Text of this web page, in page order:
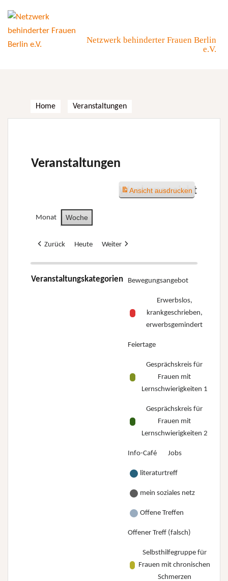
content
Netzwerk behinderter Frauen Berlin
e.V.
Home Veranstaltungen
Veranstaltungen
Wochenansicht
Monat Woche
Zurück Heute Weiter
Veranstaltungskategorien Bewegungsangebot
Erwerbslos,
krankgeschrieben,
erwerbsgemindert
Feiertage
Gesprächskreis für
Frauen mit
Lernschwierigkeiten 1
Gesprächskreis für
Frauen mit
Lernschwierigkeiten 2
Info-Café Jobs
literaturtreff
mein soziales netz
Offene Treffen
Offener Treff (falsch)
Selbsthilfegruppe für
Frauen mit chronischen
Schmerzen
Ansichtausdrucken